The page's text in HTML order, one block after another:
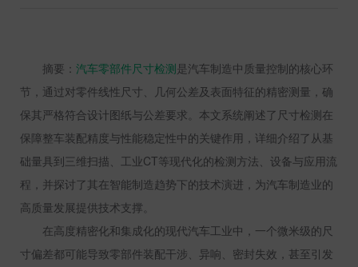
摘要： 汽车零部件尺寸检测是汽车制造中质量控制的核心环
节，通过对零件线性尺寸、几何公差及表面特征的精密测量，确
保其严格符合设计图纸与公差要求。本文系统阐述了尺寸检测在
保障整车装配精度与性能稳定性中的关键作用，详细介绍了从基
础量具到三维扫描、工业CT等现代化的检测方法、设备与应用流
程，并探讨了其在智能制造趋势下的技术演进，为汽车制造业的
高质量发展提供技术支撑。
在高度精密化和集成化的现代汽车工业中，一个微米级的尺
寸偏差都可能导致零部件装配干涉、异响、密封失效，甚至引发